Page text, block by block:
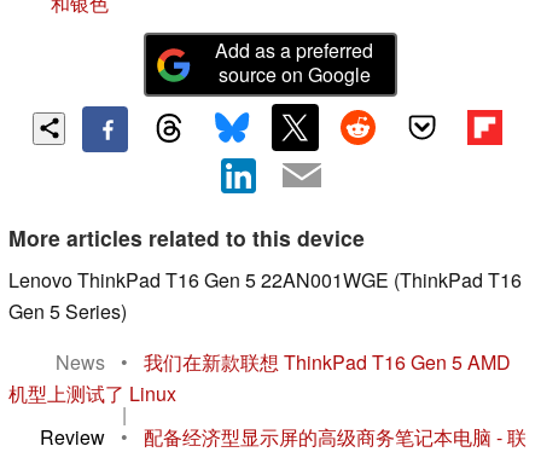
Add as a preferred
source on Google
More articles related to this device
Lenovo ThinkPad T16 Gen 5 22AN001WGE (ThinkPad T16
Gen 5 Series)
News
•
我们在新款联想 ThinkPad T16 Gen 5 AMD
机型上测试了 Linux
|
Review
•
配备经济型显示屏的高级商务笔记本电脑 - 联